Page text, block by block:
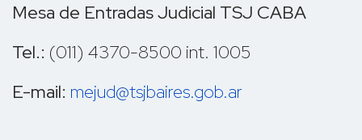
Mesa de Entradas Judicial TSJ CABA
Tel.: (011) 4370-8500 int. 1005
E-mail: mejud@tsjbaires.gob.ar